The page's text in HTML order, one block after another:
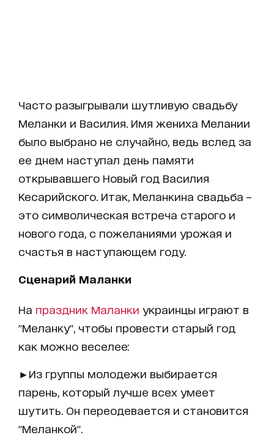
Часто разыгрывали шутливую свадьбу
Меланки и Василия. Имя жениха Мелании
было выбрано не случайно, ведь вслед за
ее днем наступал день памяти
открывавшего Новый год Василия
Кесарийского. Итак, Меланкина свадьба –
это символическая встреча старого и
нового года, с пожеланиями урожая и
счастья в наступающем году.
Сценарий Маланки
На праздник Маланки украинцы играют в
"Меланку", чтобы провести старый год
как можно веселее:
►Из группы молодежи выбирается
парень, который лучше всех умеет
шутить. Он переодевается и становится
"Меланкой".